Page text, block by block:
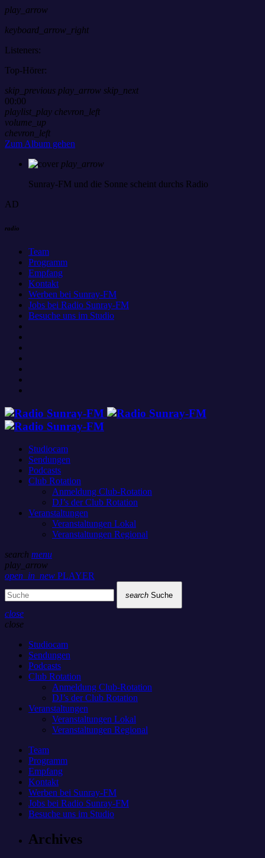
play_arrow
keyboard_arrow_right
Listeners:
Top-Hörer:
skip_previous play_arrow skip_next
00:00
playlist_play chevron_left
volume_up
chevron_left
Zum Album gehen
play_arrow
Sunray-FM und die Sonne scheint durchs Radio
AD
radio
Team
Programm
Empfang
Kontakt
Werben bei Sunray-FM
Jobs bei Radio Sunray-FM
Besuche uns im Studio
Studiocam
Sendungen
Podcasts
Club Rotation
Anmeldung Club-Rotation
DJ’s der Club Rotation
Veranstaltungen
Veranstaltungen Lokal
Veranstaltungen Regional
search menu
play_arrow
open_in_new PLAYER
search Suche
close
close
Studiocam
Sendungen
Podcasts
Club Rotation
Anmeldung Club-Rotation
DJ’s der Club Rotation
Veranstaltungen
Veranstaltungen Lokal
Veranstaltungen Regional
Team
Programm
Empfang
Kontakt
Werben bei Sunray-FM
Jobs bei Radio Sunray-FM
Besuche uns im Studio
Archives